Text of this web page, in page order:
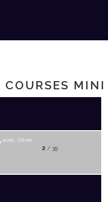
MINI
avec Oliver
2 / 39